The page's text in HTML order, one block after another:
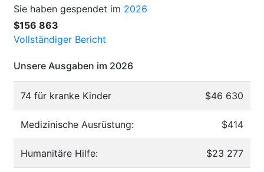
Sie haben gespendet im 2026
$156 863
Vollständiger Bericht
Unsere Ausgaben im 2026
74 für kranke Kinder $46 630
Medizinische Ausrüstung: $414
Humanitäre Hilfe: $23 277